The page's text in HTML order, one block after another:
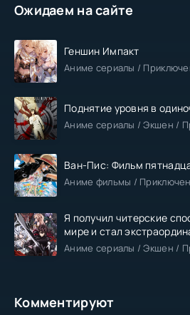
Ожидаем на сайте
Геншин Импакт
Аниме сериалы /
Поднятие уровня в
Ван-Пис: Фильм
Я получил читерские
мире и стал
мире
Комментируют